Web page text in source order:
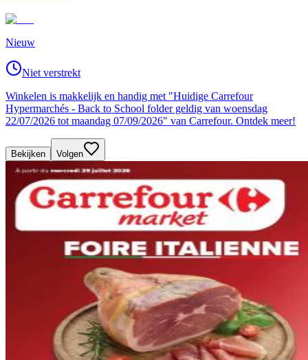
Nieuw
Niet verstrekt
Winkelen is makkelijk en handig met "Huidige Carrefour
Hypermarchés - Back to School folder geldig van woensdag
22/07/2026 tot maandag 07/09/2026" van Carrefour. Ontdek meer!
Bekijken Volgen